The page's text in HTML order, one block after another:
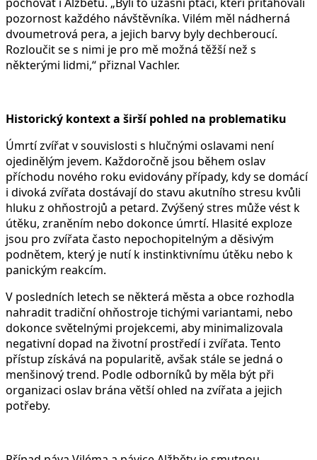
pozornost každého návštěvníka. Vilém měl nádherná
dvoumetrová pera, a jejich barvy byly dechberoucí.
Rozloučit se s nimi je pro mě možná těžší než s
některými lidmi,“ přiznal Vachler.
Historický kontext a širší pohled na problematiku
Úmrtí zvířat v souvislosti s hlučnými oslavami není
ojedinělým jevem. Každoročně jsou během oslav
příchodu nového roku evidovány případy, kdy se domácí
i divoká zvířata dostávají do stavu akutního stresu kvůli
hluku z ohňostrojů a petard. Zvýšený stres může vést k
útěku, zraněním nebo dokonce úmrtí. Hlasité exploze
jsou pro zvířata často nepochopitelným a děsivým
podnětem, který je nutí k instinktivnímu útěku nebo k
panickým reakcím.
V posledních letech se některá města a obce rozhodla
nahradit tradiční ohňostroje tichými variantami, nebo
dokonce světelnými projekcemi, aby minimalizovala
negativní dopad na životní prostředí i zvířata. Tento
přístup získává na popularitě, avšak stále se jedná o
menšinový trend. Podle odborníků by měla být při
organizaci oslav brána větší ohled na zvířata a jejich
potřeby.